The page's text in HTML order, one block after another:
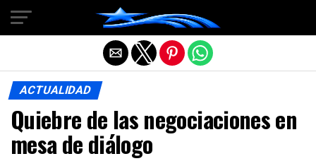
ACTUALIDAD
Quiebre de las negociaciones en
mesa de diálogo
Salir de la versión móvil